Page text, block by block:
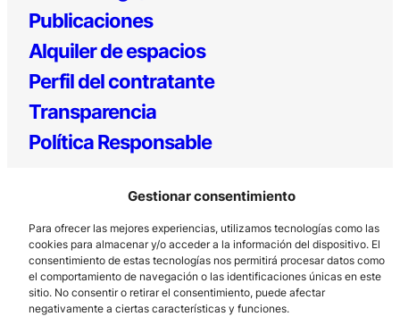
Gestionar consentimiento
Para ofrecer las mejores experiencias, utilizamos tecnologías como las
cookies para almacenar y/o acceder a la información del dispositivo. El
consentimiento de estas tecnologías nos permitirá procesar datos como
el comportamiento de navegación o las identificaciones únicas en este
sitio. No consentir o retirar el consentimiento, puede afectar
negativamente a ciertas características y funciones.
Publicaciones
Alquiler de espacios
Perfil del contratante
Transparencia
Política Responsable
Los Prados, 121 – 33203 Gijón